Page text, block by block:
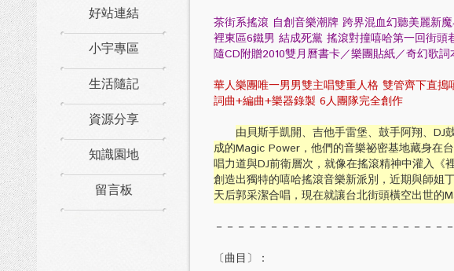
好站連結
小宇專區
生活隨記
資源分享
知識園地
留言板
茶街系搖滾 自創音樂潮牌 跨界混血幻聽美麗新魔
裡東區6鐵男 結成死黨 搖滾對撞嘻哈第一回街頭
隨CD附贈2010雙月曆書卡／樂團貼紙／奇幻歌詞
華人樂團唯一男男雙主唱雙重人格 雙管齊下直搗
詞曲+編曲+樂器錄製 6人團隊完全創作
由貝斯手凱開、吉他手雷堡、鼓手阿翔、
成的Magic Power，他們的音樂祕密基地藏身在
唱力道與DJ前衛層次，就像在搖滾精神中灌入
創造出獨特的嘻哈搖滾音樂新派別，近期與師姐
天后郭采潔合唱，現在就讓台北街頭橫空出世的
－－－－－－－－－－－－－－－－－－－－－
〔曲目〕：